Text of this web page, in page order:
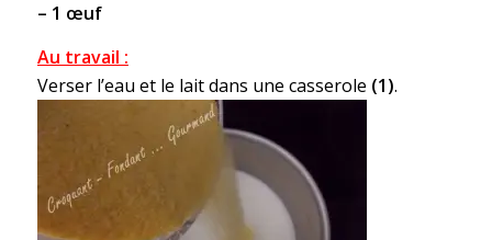
– 1 œuf
Au travail :
Verser l’eau et le lait dans une casserole (1).